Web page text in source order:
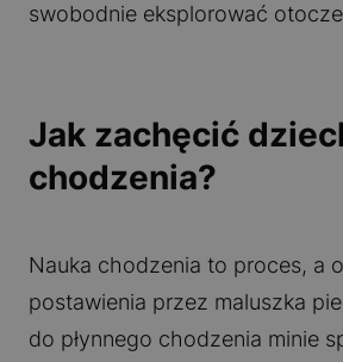
swobodnie eksplorować
Jak zachęcić
chodzenia?
Nauka chodzenia to proces, a
postawienia przez maluszka
do płynnego chodzenia minie